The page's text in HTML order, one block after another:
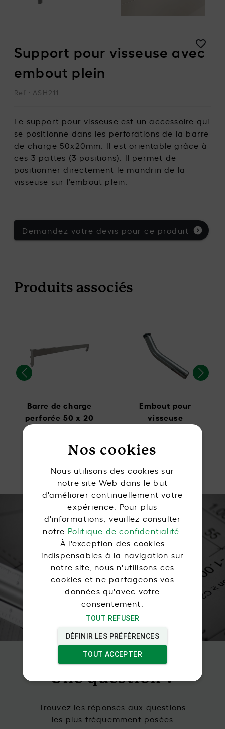
VOIR TOUT (0RÉSULTATS)
Support pour visseuse avec
embout plein
Ref : ASH211
Le support pour visseuse est un accessoire qui
se positionne dans les perforations de la barre
de charge 50x20mm. Il est orientable grâce à
ces 3 pattes (3 positions). Il permet de
positionner directement le mandrin de la
visseuse sur l’embout plein.
Demandez votre devis pour ce produit
Produits associés
Barre de charge
perforée 50 x 20
Embout pour
visseuse
compatible bras
Créez votre
agencement
Demandez votre devis et concevons
ensemble votre projet de demain.
Demande de devis
Une question ?
Trouvez les réponses aux questions
les plus fréquemment posées
Nos cookies
Nous utilisons des cookies sur
notre site Web dans le but
d'améliorer continuellement votre
expérience. Pour plus
d'informations, veuillez consulter
notre Politique de confidentialité
À l'exception des cookies
indispensables à la navigation sur
notre site, nous n'utilisons ces
cookies et ne partageons vos
données qu'avec votre
consentement.
TOUT REFUSER
DÉFINIR LES PRÉFÉRENCES
TOUT ACCEPTER